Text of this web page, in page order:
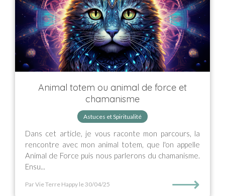
Animal totem ou animal de force et
chamanisme
Astuces et Spiritualité
Dans cet article, je vous raconte mon parcours, la
rencontre avec mon animal totem, que l'on appelle
Animal de Force puis nous parlerons du chamanisme.
Ensu...
Par Vie Terre Happy le 30/04/25 ⟶